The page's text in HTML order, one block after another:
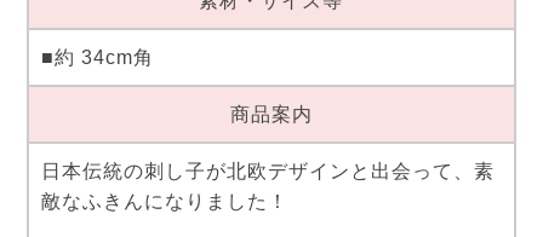
■約 34cm角
商品案内
日本伝統の刺し子が北欧デザインと出会って、素
敵なふきんになりました！